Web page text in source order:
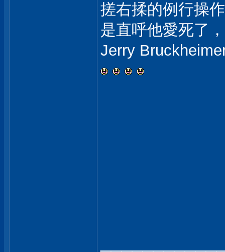
搓右揉的例行操
是直呼他愛死了
Jerry